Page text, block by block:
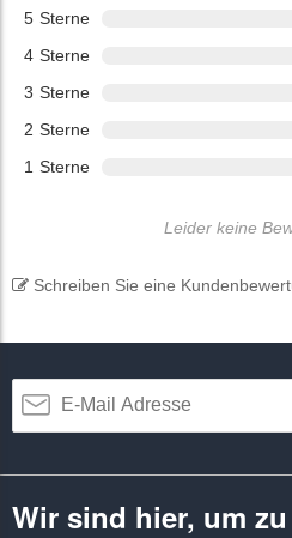
5 Sterne
4 Sterne
3 Sterne
2 Sterne
1 Sterne
Leider keine
Schreiben Sie eine
Wir sind hier, um